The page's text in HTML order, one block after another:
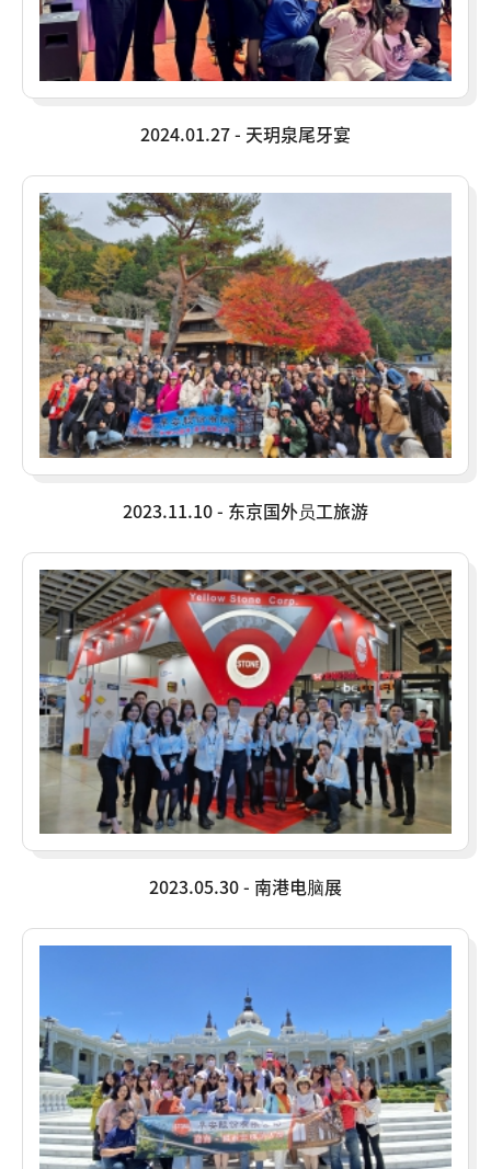
2024.01.27 - 天玥泉尾牙宴
2023.11.10 - 东京国外员工旅游
2023.05.30 - 南港电脑展